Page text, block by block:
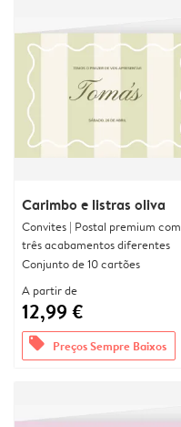
Carimbo e listras oliva
Convites | Postal premium com
três acabamentos diferentes
Conjunto de 10 cartões
A partir de
12,99 €
offers Preços Sempre Baixos